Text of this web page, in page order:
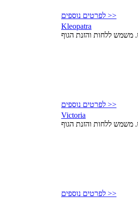
לפרטים נוספים >>
Kleopatra
לפרטים נוספים >>
Victoria
לפרטים נוספים >>